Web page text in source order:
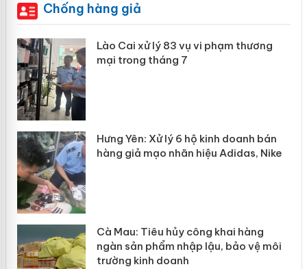
Chống hàng giả
Lào Cai xử lý 83 vụ vi phạm thương
mại trong tháng 7
Hưng Yên: Xử lý 6 hộ kinh doanh bán
hàng giả mạo nhãn hiệu Adidas, Nike
Cà Mau: Tiêu hủy công khai hàng
ngàn sản phẩm nhập lậu, bảo vệ môi
trường kinh doanh